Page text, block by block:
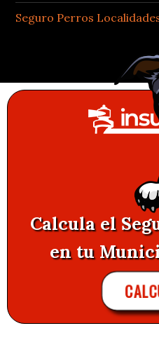
Seguro Perros
Calcula el
en tu